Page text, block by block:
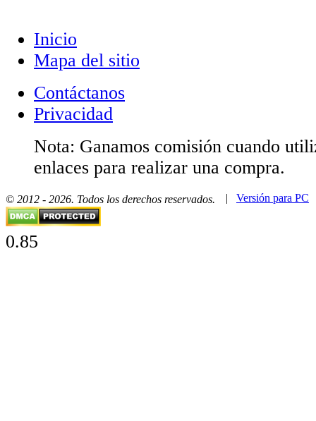
Inicio
Mapa del sitio
Contáctanos
Privacidad
Nota: Ganamos comisión cuando
enlaces para realizar una compra.
© 2012 - 2026. Todos los derechos reservados. | Versión para PC
0.85